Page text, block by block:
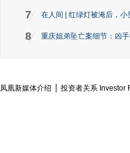
7 在人间 | 红绿灯被淹后，
8 重庆姐弟坠亡案细节：凶
凤凰新媒体介绍 投资者关系 Investor